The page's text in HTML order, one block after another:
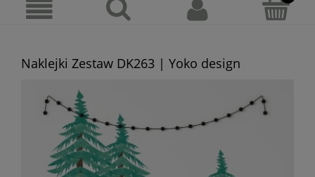
Naklejki Zestaw DK263 | Yoko design